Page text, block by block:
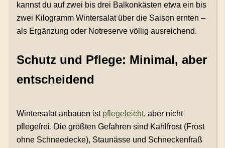
kannst du auf zwei bis drei Balkonkästen etwa ein bis
zwei Kilogramm Wintersalat über die Saison ernten –
als Ergänzung oder Notreserve völlig ausreichend.
Schutz und Pflege: Minimal, aber
entscheidend
Wintersalat anbauen ist pflegeleicht, aber nicht
pflegefrei. Die größten Gefahren sind Kahlfrost (Frost
ohne Schneedecke), Staunässe und Schneckenfraß